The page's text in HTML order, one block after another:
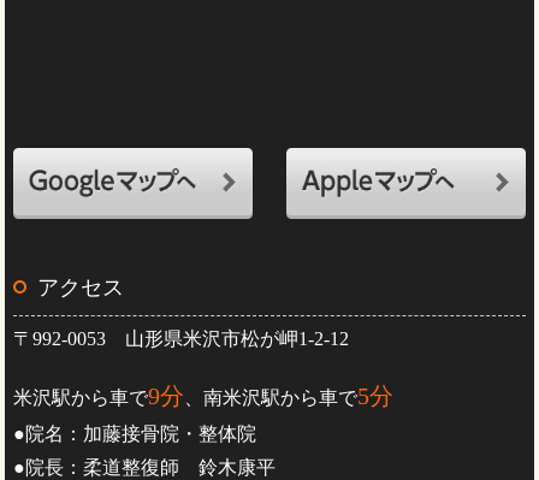
アクセス
〒992-0053 山形県米沢市松が岬1-2-12
米沢駅から車で9分 、南米沢駅から車で5分
●院名：加藤接骨院・整体院
●院長：柔道整復師 鈴木康平